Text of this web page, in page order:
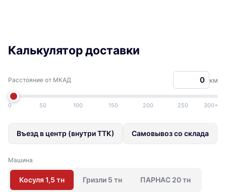
Калькулятор доставки
Расстояние от МКАД км
0 50 100 150 200 250 300+
Въезд в центр (внутри ТТК) Самовывоз со склада
Машина
Косуля 1,5 тн Гризли 5 тн ПАРНАС 20 тн